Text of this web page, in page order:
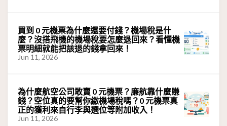
買到 0 元機票為什麼還要付錢？機場稅是什
麼？沒搭飛機的機場稅要怎麼退回來？看懂機
票明細就能把該退的錢拿回來！
Jun 11, 2026
為什麼航空公司敢賣 0 元機票？廉航靠什麼賺
錢？空位真的要幫你繳機場稅嗎？0 元機票真
正的獲利來自行李與選位等附加收入！
Jun 11, 2026